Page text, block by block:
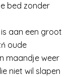
bed zonder
aan een groot
oude
maandje weer
niet wil slapen